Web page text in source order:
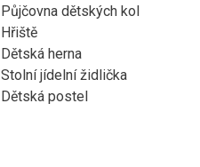
Půjčovna dětských kol
Hřiště
Dětská herna
Stolní jídelní židlička
Dětská postel